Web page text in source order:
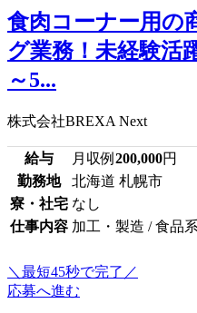
食肉コーナー用の
グ業務！未経験活
～5...
株式会社BREXA Next
給与 月収例 200,000円
勤務地
北海道 札幌市
寮・社宅 なし
仕事内容 加工・製造 / 食品
＼最短45秒で完了／
応募へ進む